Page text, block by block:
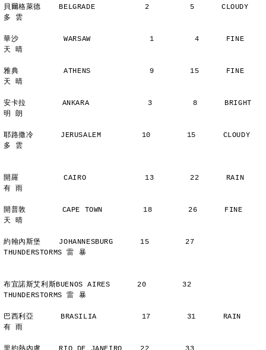
貝爾格萊德    BELGRADE           2         5      CLOUDY
多 雲
華沙          WARSAW             1         4      FINE
天 晴
雅典          ATHENS             9        15      FINE
天 晴
安卡拉        ANKARA             3         8      BRIGHT
明 朗
耶路撒冷      JERUSALEM         10        15      CLOUDY
多 雲
開羅          CAIRO             13        22      RAIN
有 雨
開普敦        CAPE TOWN         18        26      FINE
天 晴
約翰內斯堡    JOHANNESBURG      15        27
THUNDERSTORMS 雷 暴
布宜諾斯艾利斯BUENOS AIRES      20        32
THUNDERSTORMS 雷 暴
巴西利亞      BRASILIA          17        31      RAIN
有 雨